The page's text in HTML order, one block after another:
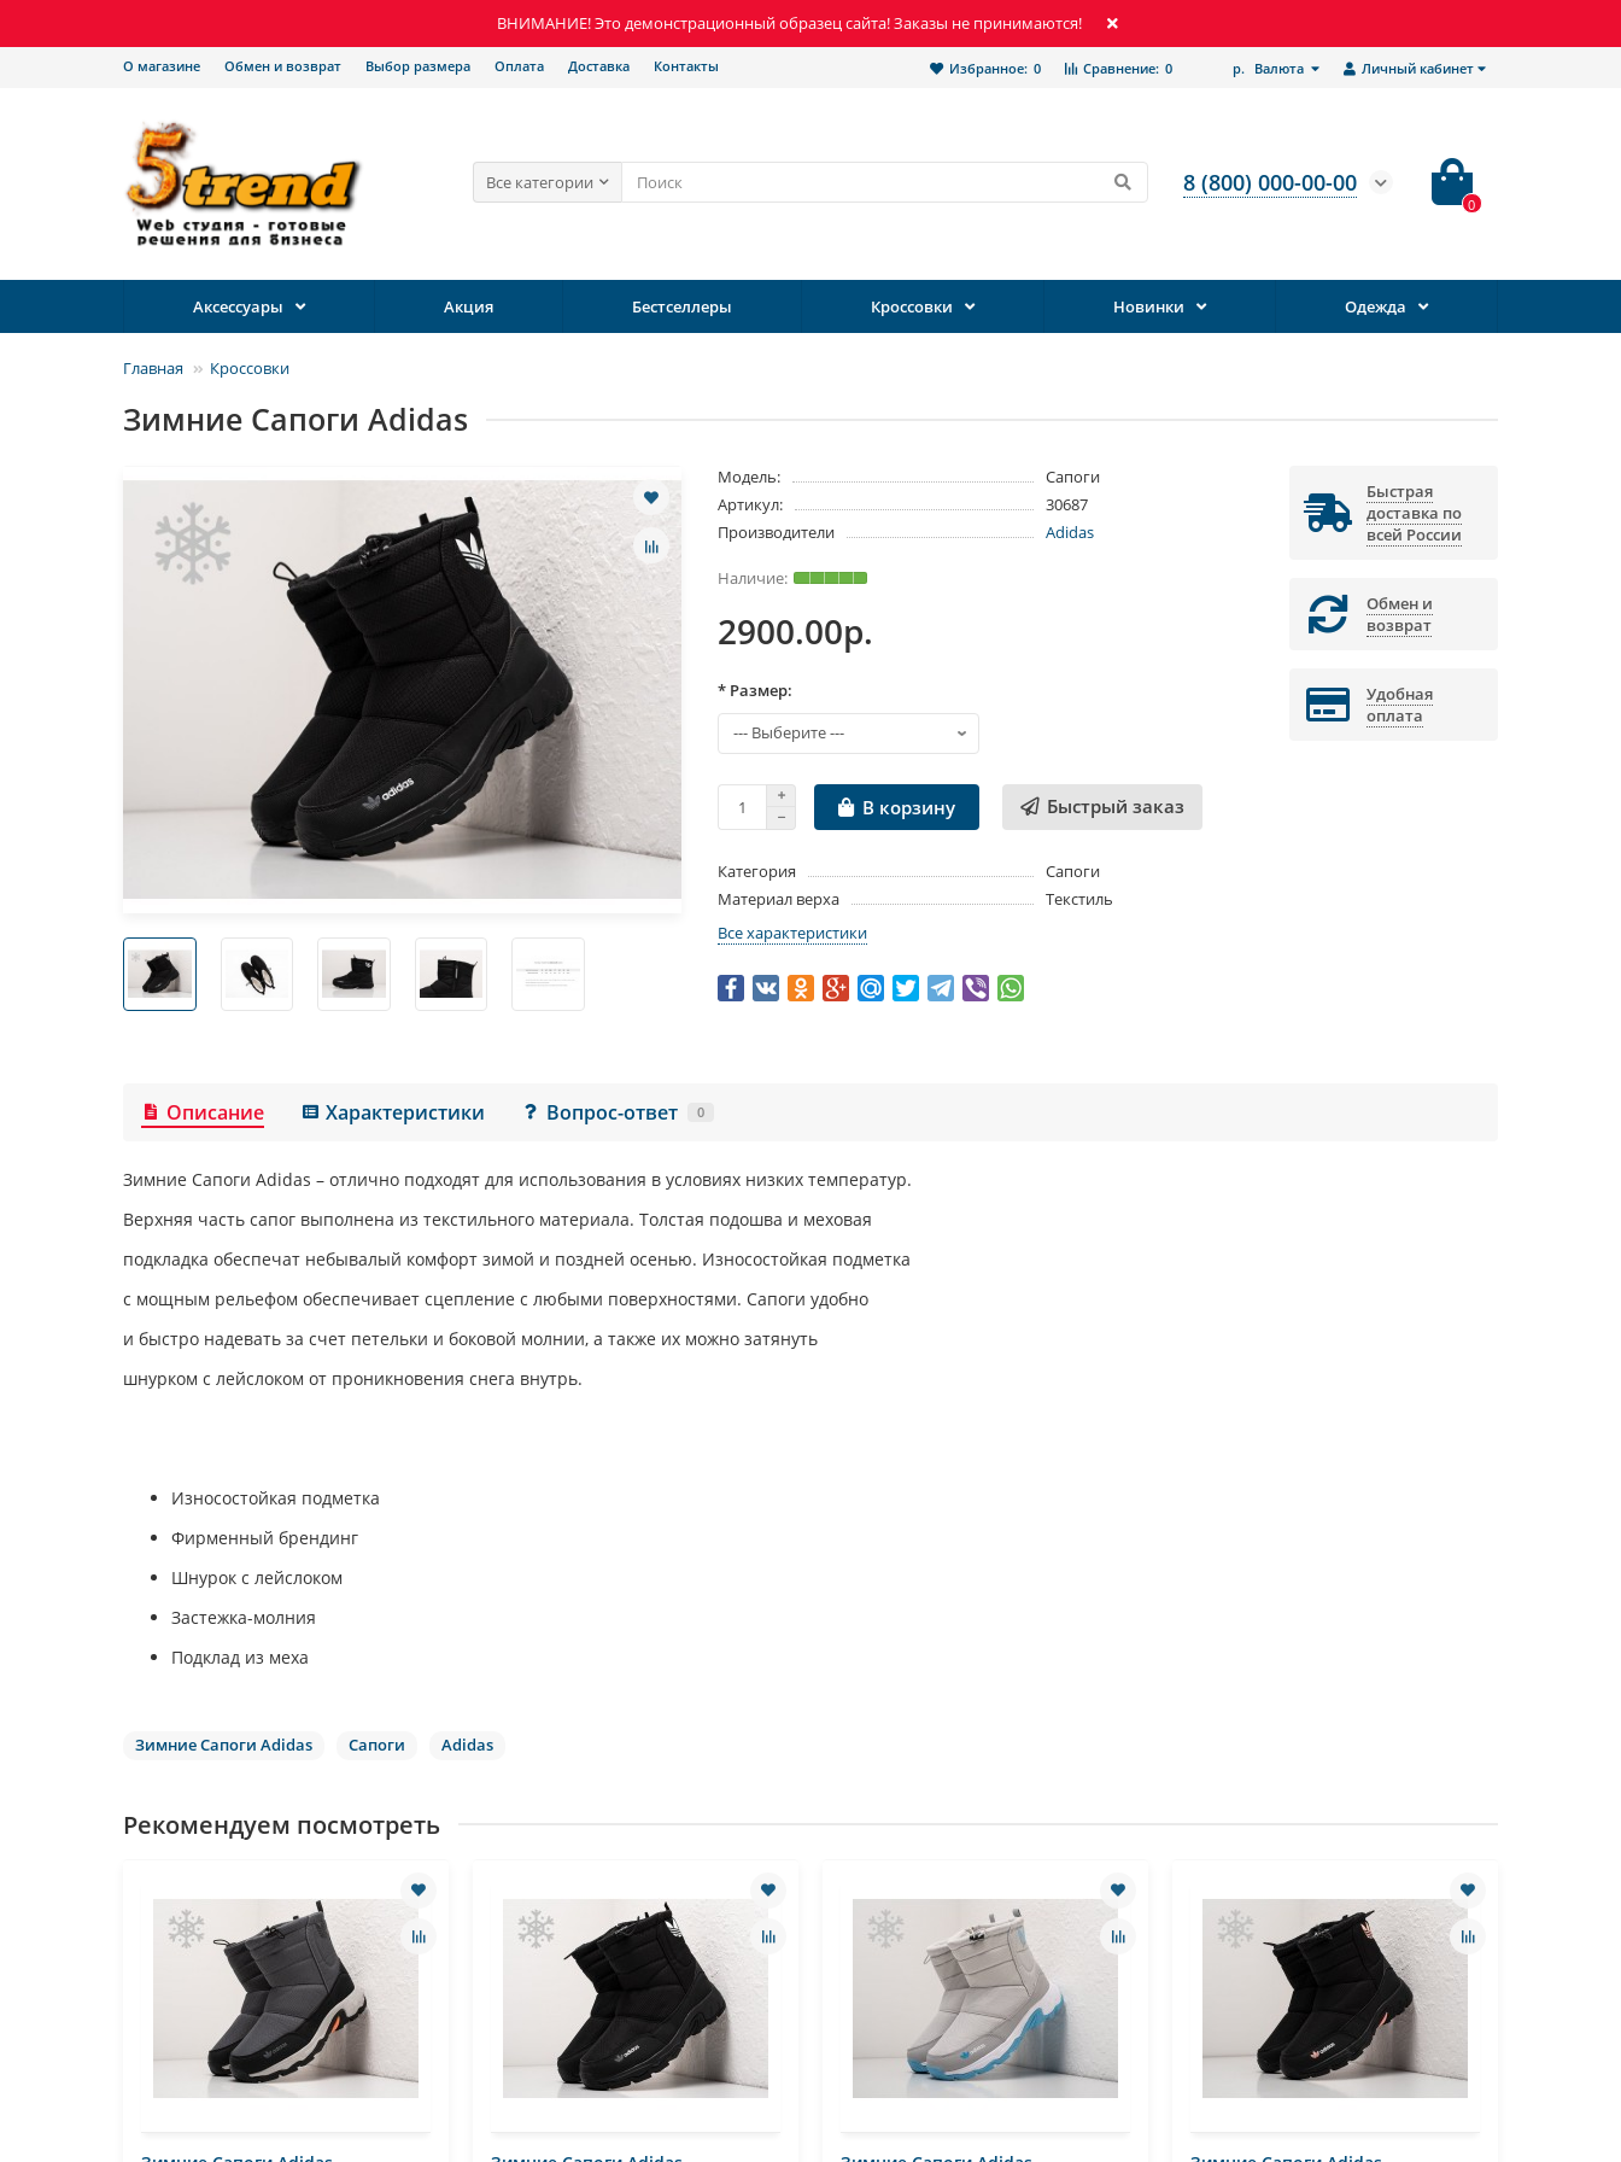
ВНИМАНИЕ! Это демонстрационный образец сайта! Заказы не принимаются!
Личный кабинет
р. Валюта
Сравнение: 0
Избранное: 0
О магазине Обмен и возврат Выбор размера Оплата Доставка Контакты
Все категории 8 (800) 000-00-00
0
Аксессуары Акция Бестселлеры Кроссовки Новинки Одежда
Главная Кроссовки
Зимние Сапоги Adidas
Модель:
Сапоги
Артикул:
30687
Производители
Adidas
2900.00р.
* Размер:
В корзину Быстрый заказ
Категория
Сапоги
Материал верха
Текстиль
Все характеристики
Быстрая
доставка по
всей России
Обмен и
возврат
Удобная
оплата
Описание Характеристики Вопрос-ответ 0
Зимние Сапоги Adidas – отлично подходят для использования в условиях низких температур.
Верхняя часть сапог выполнена из текстильного материала. Толстая подошва и меховая
подкладка обеспечат небывалый комфорт зимой и поздней осенью. Износостойкая подметка
с мощным рельефом обеспечивает сцепление с любыми поверхностями. Сапоги удобно
и быстро надевать за счет петельки и боковой молнии, а также их можно затянуть
шнурком с лейслоком от проникновения снега внутрь.
Износостойкая подметка
Фирменный брендинг
Шнурок с лейслоком
Застежка-молния
Подклад из меха
Зимние Сапоги Adidas Сапоги Adidas
Рекомендуем посмотреть